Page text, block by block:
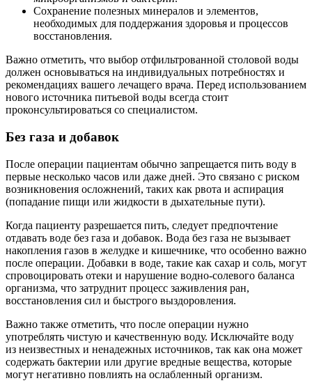
Сохранение полезных минералов и элементов,
необходимых для поддержания здоровья и процессов
восстановления.
Важно отметить, что выбор отфильтрованной столовой воды
должен основываться на индивидуальных потребностях и
рекомендациях вашего лечащего врача. Перед использованием
нового источника питьевой воды всегда стоит
проконсультироваться со специалистом.
Без газа и добавок
После операции пациентам обычно запрещается пить воду в
первые несколько часов или даже дней. Это связано с риском
возникновения осложнений, таких как рвота и аспирация
(попадание пищи или жидкости в дыхательные пути).
Когда пациенту разрешается пить, следует предпочтение
отдавать воде без газа и добавок. Вода без газа не вызывает
накопления газов в желудке и кишечнике, что особенно важно
после операции. Добавки в воде, такие как сахар и соль, могут
спровоцировать отеки и нарушение водно-солевого баланса
организма, что затруднит процесс заживления ран,
восстановления сил и быстрого выздоровления.
Важно также отметить, что после операции нужно
употреблять чистую и качественную воду. Исключайте воду
из неизвестных и ненадежных источников, так как она может
содержать бактерии или другие вредные вещества, которые
могут негативно повлиять на ослабленный организм.